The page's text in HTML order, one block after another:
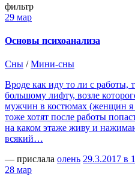
фильтр
29 мар
Основы психоанализа
Сны /Мини-сны
Вроде как иду то ли с
большому лифту, возле
мужчин в костюмах (женщин я
тоже хотят после работы
на каком этаже живу и
всякий…
— прислала олень 29.3.2017 в
28 мар